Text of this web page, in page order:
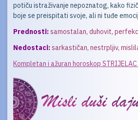
potiču istraživanje nepoznatog, kako
boje se preispitati svoje, ali ni tuđe
Prednosti:samostalan, duhovit,
Nedostaci:sarkastičan, nestrpljiv,
Kompletan i ažuran horoskop